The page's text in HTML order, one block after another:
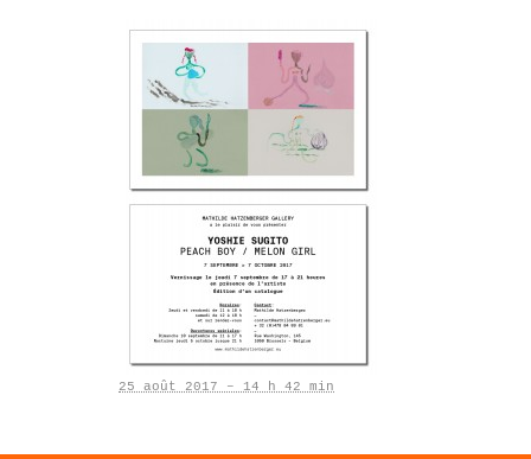
25 août 2017 – 14 h 42 min